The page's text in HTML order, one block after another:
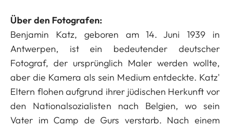
Über den Fotografen:
Benjamin Katz, geboren am 14. Juni 1939 in
Antwerpen, ist ein bedeutender deutscher
Fotograf, der ursprünglich Maler werden wollte,
aber die Kamera als sein Medium entdeckte. Katz'
Eltern flohen aufgrund ihrer jüdischen Herkunft vor
den Nationalsozialisten nach Belgien, wo sein
Vater im Camp de Gurs verstarb. Nach einem